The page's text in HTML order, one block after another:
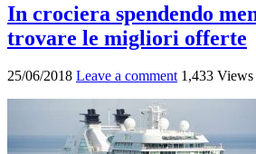
In crociera spendendo
trovare le migliori offerte
25/06/2018 Leave a comment 1,433 Views